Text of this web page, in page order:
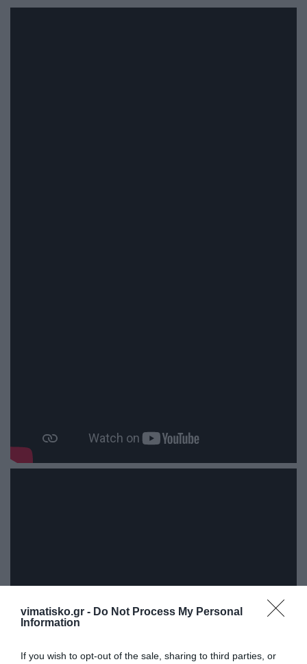
vimatisko.gr - Do Not Process My Personal
Information
If you wish to opt-out of the sale, sharing to third parties, or